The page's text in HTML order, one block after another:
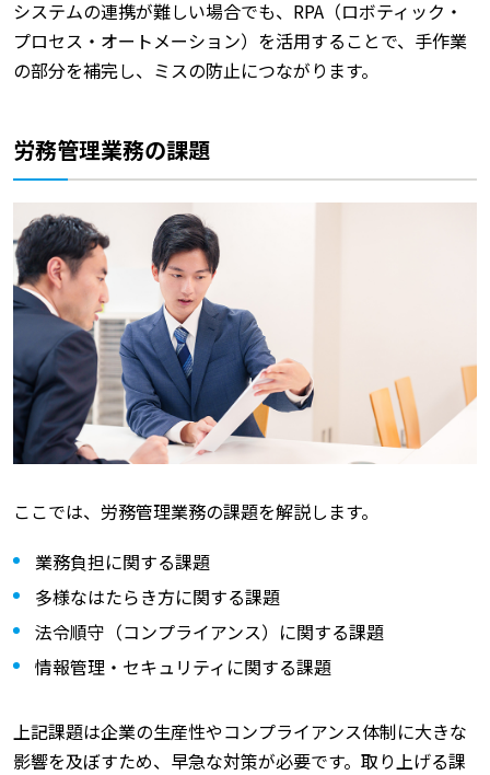
システムの連携が難しい場合でも、RPA（ロボティック・
プロセス・オートメーション）を活用することで、手作業
の部分を補完し、ミスの防止につながります。
労務管理業務の課題
ここでは、労務管理業務の課題を解説します。
業務負担に関する課題
多様なはたらき方に関する課題
法令順守（コンプライアンス）に関する課題
情報管理・セキュリティに関する課題
上記課題は企業の生産性やコンプライアンス体制に大きな
影響を及ぼすため、早急な対策が必要です。取り上げる課